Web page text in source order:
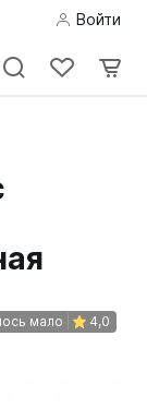
Войти
мало 4,0